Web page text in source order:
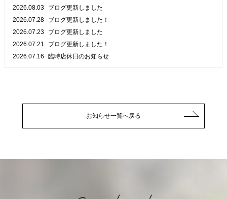
2026.08.03
ブログ更新しました
2026.07.28
ブログ更新しました！
2026.07.23
ブログ更新しました
2026.07.21
ブログ更新しました！
2026.07.16
臨時店休日のお知らせ
お知らせ一覧へ戻る